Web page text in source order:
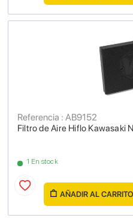
Filtro de Aire Hiflo Kawasaki
Referencia : AB9152
1 En stock
AÑADIR AL CARRITO